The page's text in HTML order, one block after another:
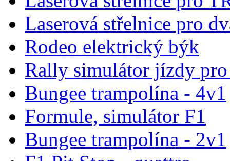
Laserová střelnice pro
Rodeo elektrický býk
Rally simulátor jízdy
Bungee trampolína - 4v1
Formule, simulátor F1
Bungee trampolína - 2v1